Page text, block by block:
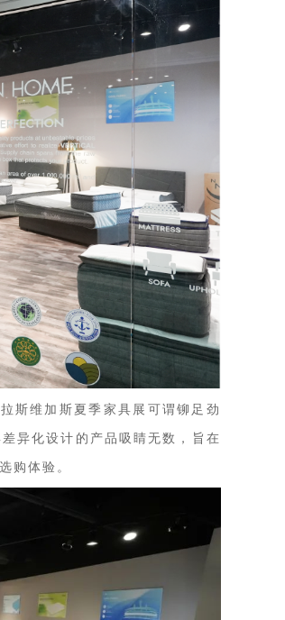
斯维加斯夏季家具展可谓铆足劲
异化设计的产品吸睛无数，旨在
购体验。